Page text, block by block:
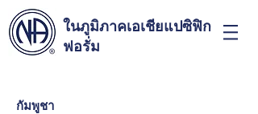
ในภูมิภาคเอเชียแปซิฟิก
ฟอรั่ม
กัมพูชา